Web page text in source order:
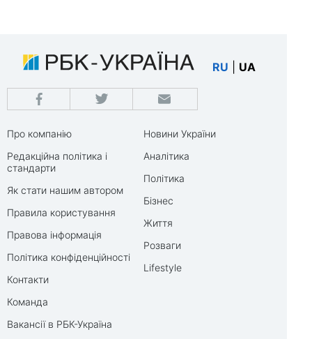
RU UA
Про компанію
Редакційна політика і
стандарти
Як стати нашим автором
Правила користування
Правова інформація
Політика конфіденційності
Контакти
Команда
Вакансії в РБК-Україна
Новини України
Аналітика
Політика
Бізнес
Життя
Розваги
Lifestyle